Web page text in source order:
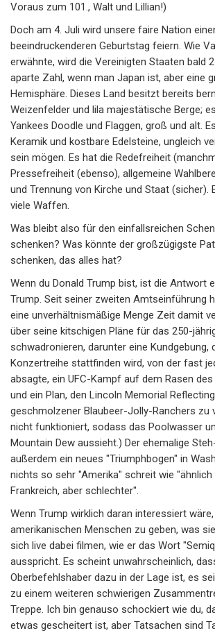
Voraus zum 101., Walt und Lillian!)
Doch am 4. Juli wird unsere faire Nation
beeindruckenderen Geburtstag feiern. Wie
erwähnte, wird die Vereinigten Staaten bald
aparte Zahl, wenn man Japan ist, aber eine
Hemisphäre. Dieses Land besitzt bereits
Weizenfelder und lila majestätische Berge;
Yankees Doodle und Flaggen, groß und alt.
Keramik und kostbare Edelsteine, ungleich
sein mögen. Es hat die Redefreiheit
Pressefreiheit (ebenso), allgemeine
und Trennung von Kirche und Staat (sicher).
viele Waffen.
Was bleibt also für den einfallsreichen
schenken? Was könnte der großzügigste
schenken, das alles hat?
Wenn du Donald Trump bist, ist die Antwort
Trump. Seit seiner zweiten Amtseinführung
eine unverhältnismäßige Menge Zeit damit
über seine kitschigen Pläne für das 250-
schwadronieren, darunter eine Kundgebung,
Konzertreihe stattfinden wird, von der fast
absagte, ein UFC-Kampf auf dem Rasen
und ein Plan, den Lincoln Memorial
geschmolzener Blaubeer-Jolly-Ranchers zu
nicht funktioniert, sodass das Poolwasser
Mountain Dew aussieht.) Der ehemalige
außerdem ein neues "Triumphbogen" in
nichts so sehr "Amerika" schreit wie
Frankreich, aber schlechter".
Wenn Trump wirklich daran interessiert
amerikanischen Menschen zu geben, was
sich live dabei filmen, wie er das Wort
ausspricht. Es scheint unwahrscheinlich,
Oberbefehlshaber dazu in der Lage ist, es
zu einem weiteren schwierigen
Treppe. Ich bin genauso schockiert wie du,
etwas gescheitert ist, aber Tatsachen sind